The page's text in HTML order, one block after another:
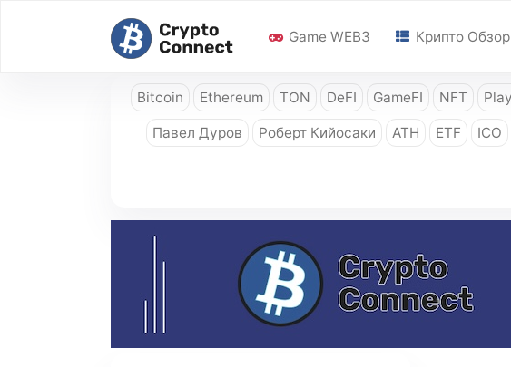
Game WEB3 Крипто
Bitcoin Ethereum TON DeFI GameFI NFT
Павел Дуров Роберт Кийосаки ATH ETF ICO